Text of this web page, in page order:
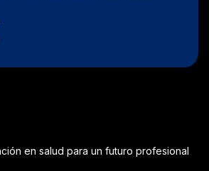
en salud para un futuro profesional